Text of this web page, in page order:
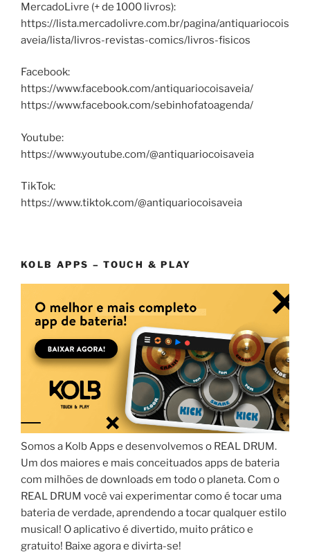
MercadoLivre (+ de 1000 livros):
https://lista.mercadolivre.com.br/pagina/antiquariocois
aveia/lista/livros-revistas-comics/livros-fisicos
Facebook:
https://www.facebook.com/antiquariocoisaveia/
https://www.facebook.com/sebinhofatoagenda/
Youtube:
https://www.youtube.com/@antiquariocoisaveia
TikTok:
https://www.tiktok.com/@antiquariocoisaveia
KOLB APPS – TOUCH & PLAY
Somos a Kolb Apps e desenvolvemos o REAL DRUM.
Um dos maiores e mais conceituados apps de bateria
com milhões de downloads em todo o planeta. Com o
REAL DRUM você vai experimentar como é tocar uma
bateria de verdade, aprendendo a tocar qualquer estilo
musical! O aplicativo é divertido, muito prático e
gratuito! Baixe agora e divirta-se!